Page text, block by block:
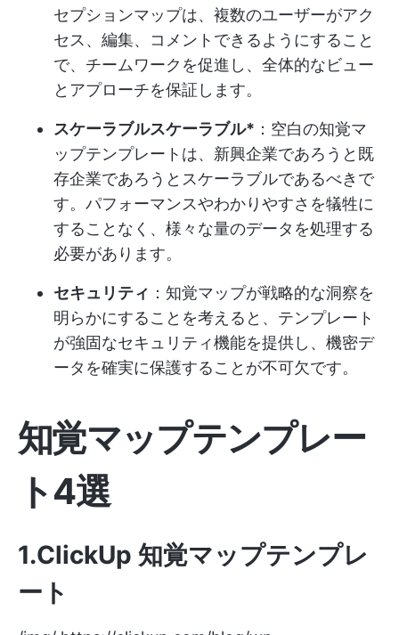
セプションマップは、複数のユーザーがアク
セス、編集、コメントできるようにすること
で、チームワークを促進し、全体的なビュー
とアプローチを保証します。
スケーラブルスケーラブル* ：空白の知覚マ
ップテンプレートは、新興企業であろうと既
存企業であろうとスケーラブルであるべきで
す。パフォーマンスやわかりやすさを犠牲に
することなく、様々な量のデータを処理する
必要があります。
セキュリティ ：知覚マップが戦略的な洞察を
明らかにすることを考えると、テンプレート
が強固なセキュリティ機能を提供し、機密デ
ータを確実に保護することが不可欠です。
知覚マップテンプレー
ト4選
1.ClickUp 知覚マップテンプレ
ート